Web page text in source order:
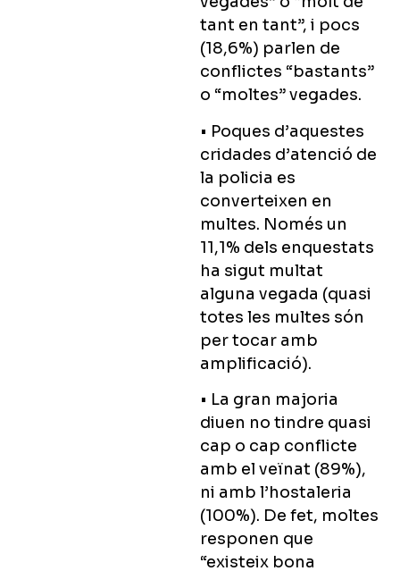
tant en tant”, i pocs
(18,6%) parlen de
conflictes “bastants”
o “moltes” vegades.
• Poques d’aquestes
cridades d’atenció de
la policia es
converteixen en
multes. Només un
11,1% dels enquestats
ha sigut multat
alguna vegada (quasi
totes les multes són
per tocar amb
amplificació).
• La gran majoria
diuen no tindre quasi
cap o cap conflicte
amb el veïnat (89%),
ni amb l’hostaleria
(100%). De fet, moltes
responen que
“existeix bona